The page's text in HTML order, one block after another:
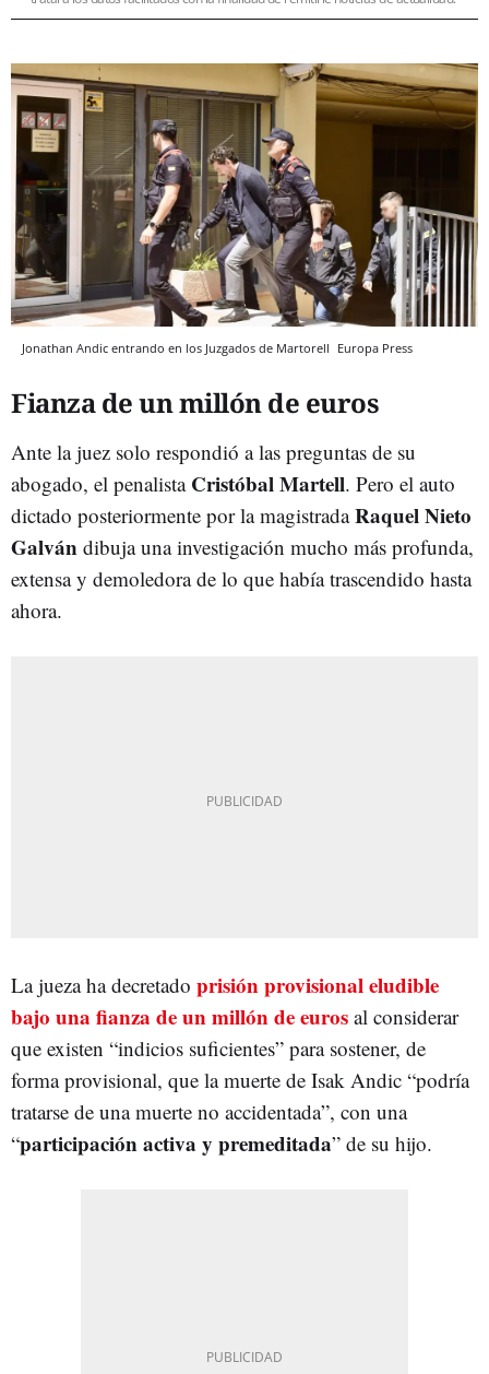
Jonathan Andic entrando en los Juzgados de Martorell Europa Press
Fianza de un millón de euros
Ante la juez solo respondió a las preguntas de su
abogado, el penalista Cristóbal Martell. Pero el auto
dictado posteriormente por la magistradaRaquel Nieto
Galván dibuja una investigación mucho más profunda,
extensa y demoledora de lo que había trascendido hasta
ahora.
La jueza ha decretado prisión provisional eludible
bajo una fianza de un millón de euros al considerar
que existen “indicios suficientes” para sostener, de
forma provisional, que la muerte de Isak Andic “podría
tratarse de una muerte no accidentada”, con una
“participación activa y premeditada” de su hijo.